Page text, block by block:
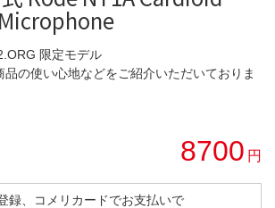
限定モデル
の使い心地などをご紹介いただいておりま
8700 円
録、コメリカードでお支払いで